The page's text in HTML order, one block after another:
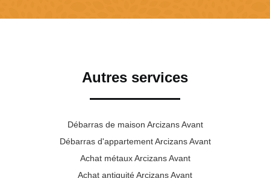
Autres services
Débarras de maison Arcizans Avant
Débarras d'appartement Arcizans Avant
Achat métaux Arcizans Avant
Achat antiquité Arcizans Avant